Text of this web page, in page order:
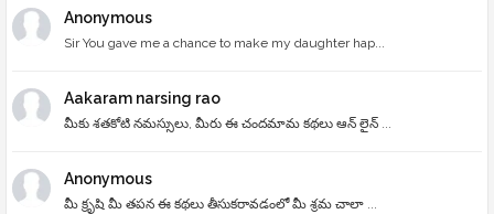
Anonymous
Sir You gave me a chance to make my daughter hap...
Aakaram narsing rao
మీకు శతకోటి నమస్సులు, మీరు ఈ చందమామ కథలు ఆన్ లైన్ ...
Anonymous
మీ క్రృషి మీ తపన ఈ కథలు తీసుకరావడంలో మీ శ్రమ చాలా ...